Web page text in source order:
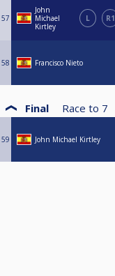
57
John
Michael
Kirtley
L R1
58 Francisco Nieto
Final Race to 7
59 John Michael Kirtley